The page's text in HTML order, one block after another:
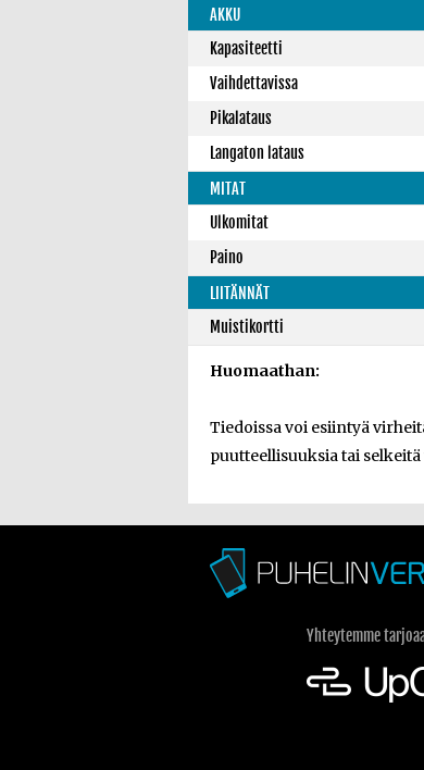
AKKU
Kapasiteetti
Vaihdettavissa
Pikalataus
Langaton lataus
MITAT
Ulkomitat
Paino
LIITÄNNÄT
Muistikortti
Huomaathan:
Tiedoissa voi esiintyä
puutteellisuuksia tai
Yhteytemme